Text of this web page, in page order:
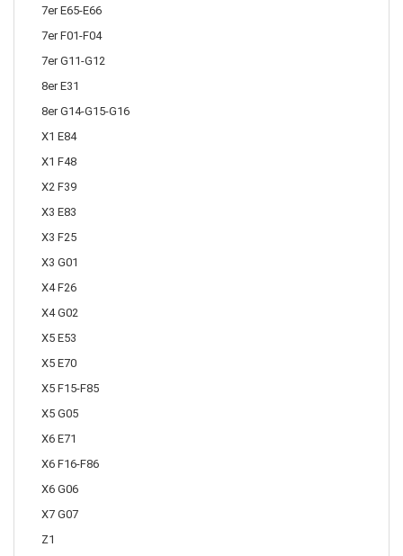
7er E65-E66
7er F01-F04
7er G11-G12
8er E31
8er G14-G15-G16
X1 E84
X1 F48
X2 F39
X3 E83
X3 F25
X3 G01
X4 F26
X4 G02
X5 E53
X5 E70
X5 F15-F85
X5 G05
X6 E71
X6 F16-F86
X6 G06
X7 G07
Z1